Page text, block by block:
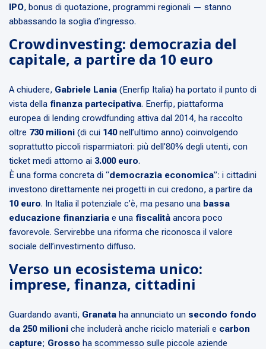
IPO, bonus di quotazione, programmi regionali — stanno
abbassando la soglia d’ingresso.
Crowdinvesting: democrazia del
capitale, a partire da 10 euro
A chiudere, Gabriele Lania (Enerfip Italia) ha portato il punto di
vista della finanza partecipativa. Enerfip, piattaforma
europea di lending crowdfunding attiva dal 2014, ha raccolto
oltre 730 milioni (di cui 140nell’ultimo anno) coinvolgendo
soprattutto piccoli risparmiatori: più dell’80% degli utenti, con
ticket medi attorno ai 3.000 euro.
È una forma concreta di “democrazia economica”: i cittadini
investono direttamente nei progetti in cui credono, a partire da
10 euro. In Italia il potenziale c’è, ma pesano una bassa
educazione finanziaria e una fiscalità ancora poco
favorevole. Servirebbe una riforma che riconosca il valore
sociale dell’investimento diffuso.
Verso un ecosistema unico:
imprese, finanza, cittadini
Guardando avanti, Granata ha annunciato un secondo fondo
da 250 milioni che includerà anche riciclo materiali e carbon
capture; Grosso ha scommesso sulle piccole aziende